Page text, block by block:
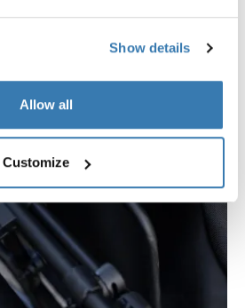
Show details
Allow all
Customize